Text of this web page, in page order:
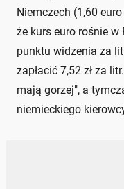
Niemczech (1,60
że kurs euro rośnie w
punktu widzenia za
zapłacić 7,52 zł za
mają gorzej", a
niemieckiego